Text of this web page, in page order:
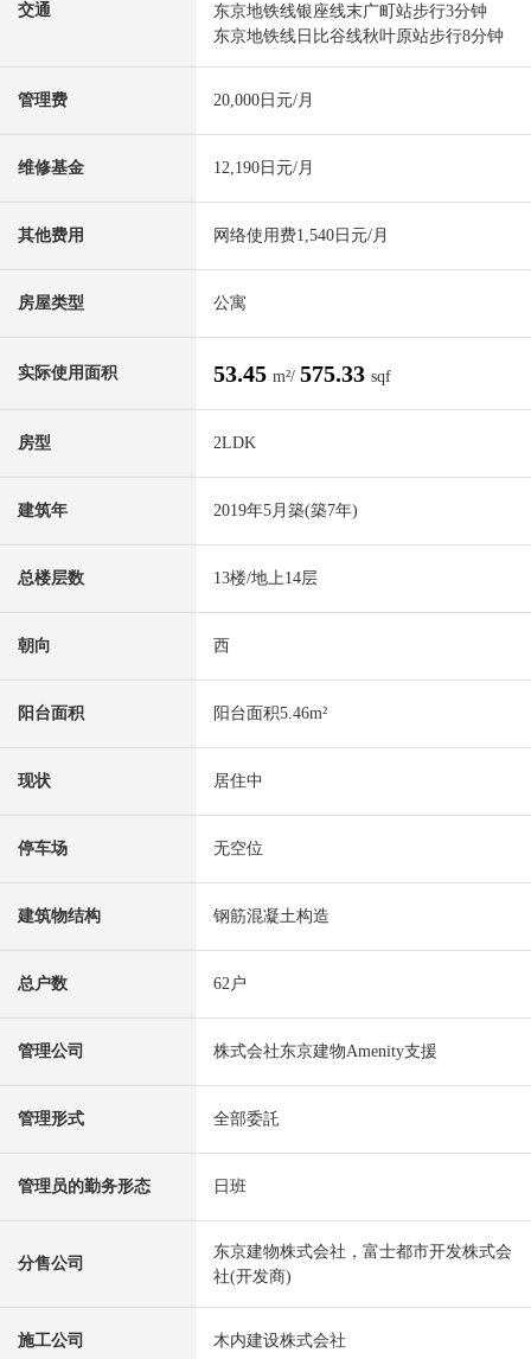
交通
东京地铁线银座线末广町站步行3分钟
东京地铁线日比谷线秋叶原站步行8分钟
管理费 20,000日元/月
维修基金 12,190日元/月
其他费用 网络使用费1,540日元/月
房屋类型 公寓
实际使用面积 53.45 m²/ 575.33 sqf
房型 2LDK
建筑年 2019年5月築(築7年)
总楼层数 13楼/地上14层
朝向 西
阳台面积 阳台面积5.46m²
现状 居住中
停车场 无空位
建筑物结构 钢筋混凝土构造
总户数 62户
管理公司 株式会社东京建物Amenity支援
管理形式 全部委託
管理员的勤务形态 日班
分售公司
东京建物株式会社，富士都市开发株式会
社(开发商)
施工公司 木内建设株式会社